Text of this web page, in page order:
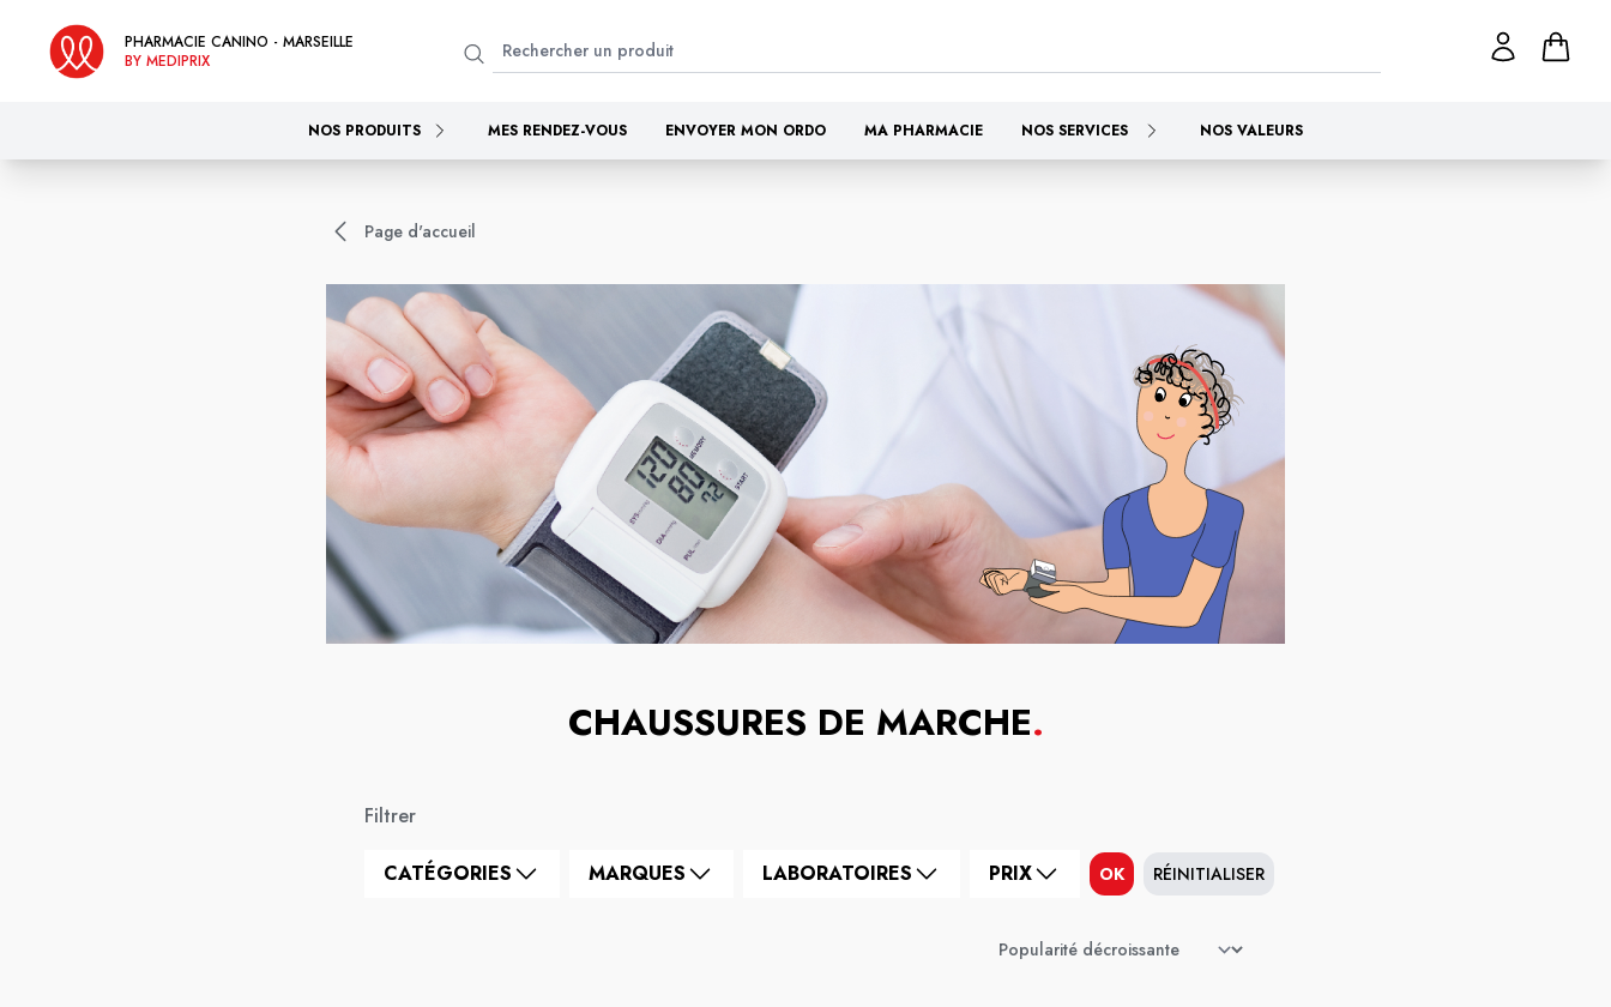
PHARMACIE CANINO - MARSEILLE
BY MEDIPRIX
NOS PRODUITS MES RENDEZ-VOUS ENVOYER MON ORDO MA PHARMACIE NOS SERVICES NOS VALEURS
Page d'accueil
CHAUSSURES DE MARCHE.
Filtrer
CATÉGORIES MARQUES LABORATOIRES PRIX OK RÉINITIALISER